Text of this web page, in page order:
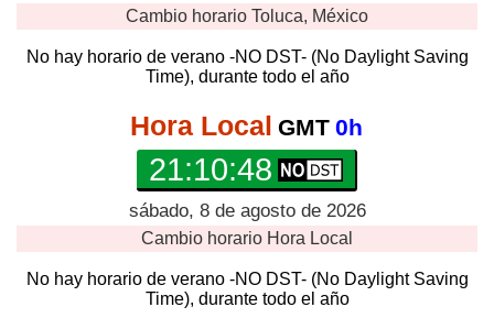
Cambio horario Toluca, México
No hay horario de verano -NO DST- (No Daylight Saving
Time), durante todo el año
Hora Local GMT 0h
21:10:48
sábado, 8 de agosto de 2026
Cambio horario Hora Local
No hay horario de verano -NO DST- (No Daylight Saving
Time), durante todo el año